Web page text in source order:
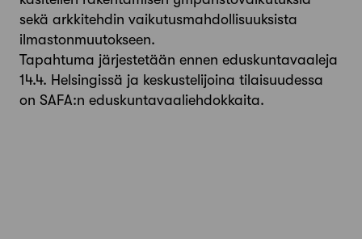
sekä arkkitehdin vaikutusmahdollisuuksista
ilmastonmuutokseen.
Tapahtuma järjestetään ennen eduskuntavaaleja
14.4. Helsingissä ja keskustelijoina tilaisuudessa
on SAFA:n eduskuntavaaliehdokkaita.